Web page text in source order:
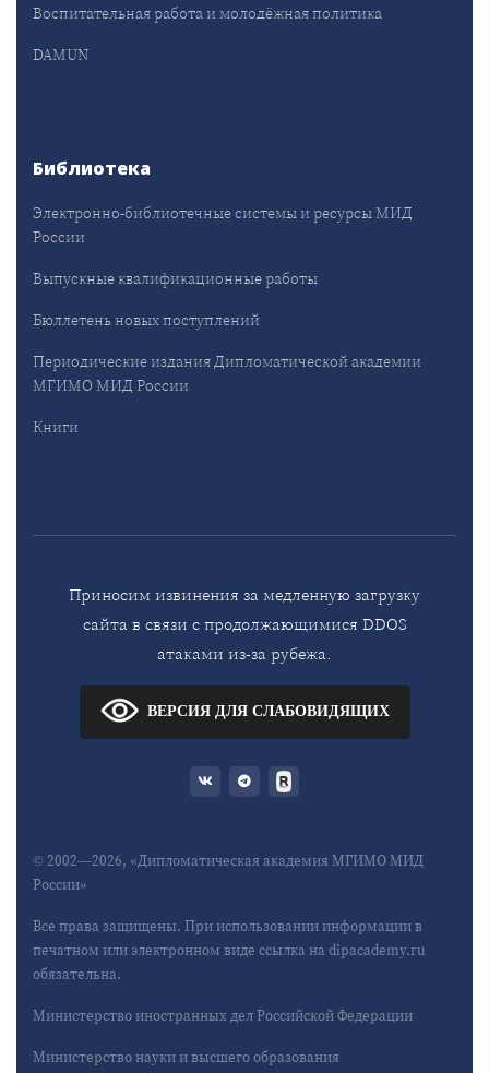
Воспитательная работа и молодёжная политика
DAMUN
Библиотека
Электронно-библиотечные системы и ресурсы МИД
России
Выпускные квалификационные работы
Бюллетень новых поступлений
Периодические издания Дипломатической академии
МГИМО МИД России
Книги
Приносим извинения за медленную загрузку
сайта в связи с продолжающимися DDOS
атаками из-за рубежа.
ВЕРСИЯ ДЛЯ СЛАБОВИДЯЩИХ
© 2002—2026, «Дипломатическая академия МГИМО МИД
России»
Все права защищены. При использовании информации в
печатном или электронном виде ссылка на dipacademy.ru
обязательна.
Министерство иностранных дел Российской Федерации
Министерство науки и высшего образования